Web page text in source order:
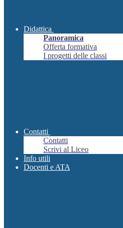
Didattica
Panoramica
Offerta formativa
I progetti delle classi
Contatti
Contatti
Scrivi al Liceo
Info utili
Docenti e ATA